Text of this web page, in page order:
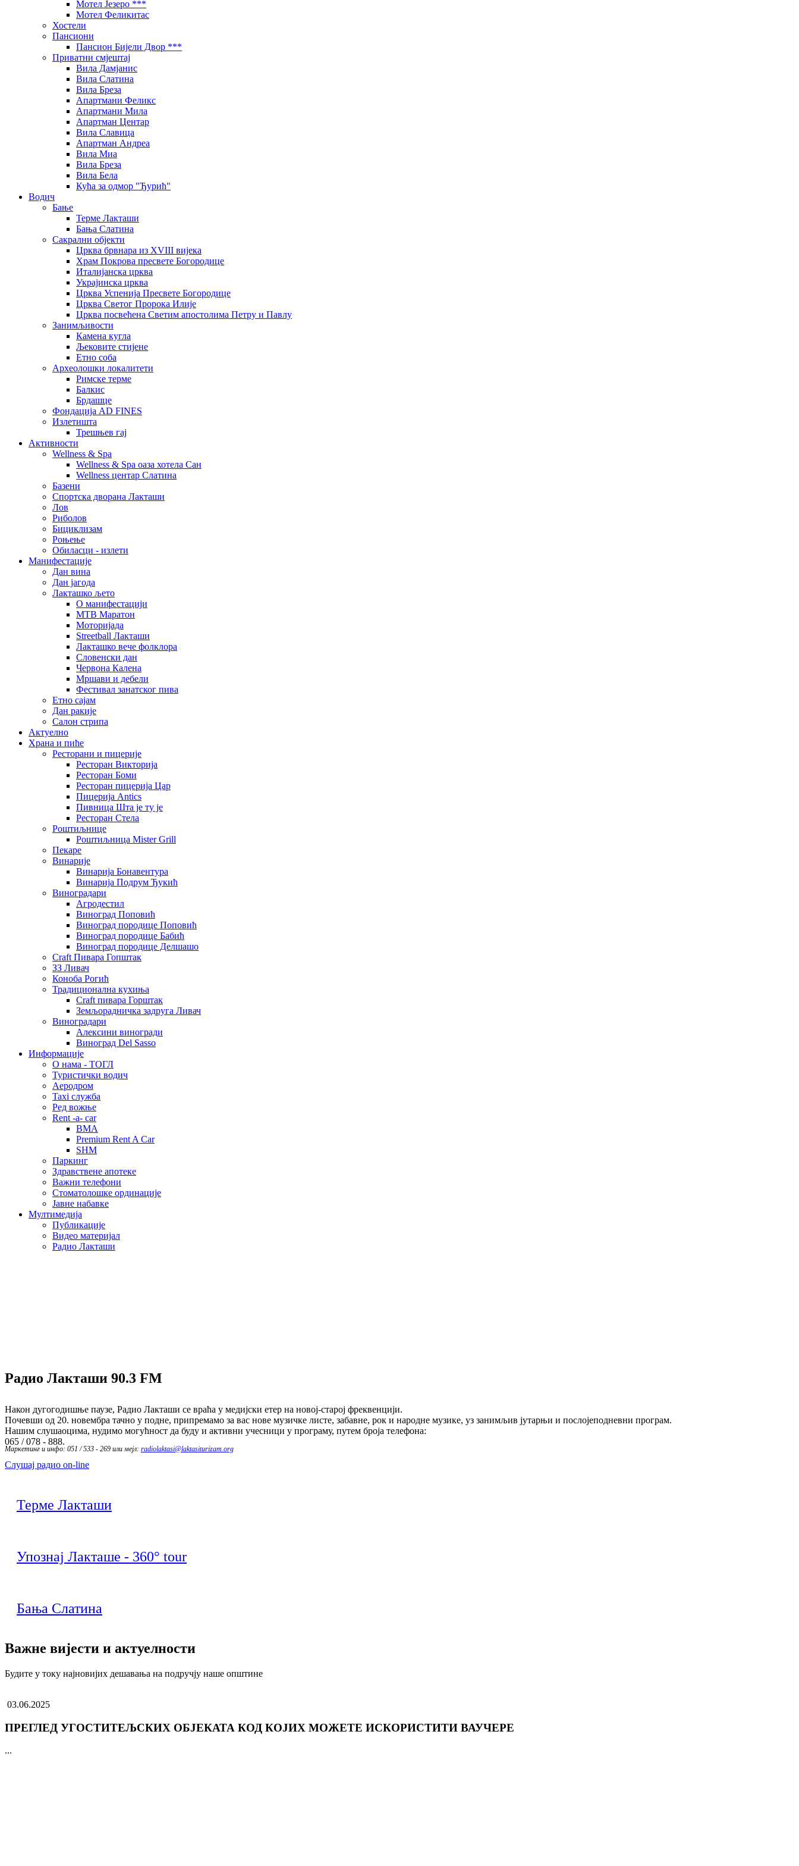
Мотел Језеро ***
Мотел Феликитас
Хостели
Пансиони
Пансион Бијели Двор ***
Приватни смјештај
Вила Дамјанис
Вила Слатина
Вила Бреза
Апартмани Феликс
Апартмани Мила
Апартман Центар
Вила Славица
Апартман Андреа
Вила Миа
Вила Бреза
Вила Бела
Кућа за одмор "Ђурић"
Водич
Бање
Терме Лакташи
Бања Слатина
Сакрални објекти
Црква брвнара из XVIII вијека
Храм Покрова пресвете Богородице
Италијанска црква
Украјинска црква
Црква Успенија Пресвете Богородице
Црква Светог Пророка Илије
Црква посвећена Светим апостолима Петру и Павлу
Занимљивости
Камена кугла
Љековите стијене
Етно соба
Археолошки локалитети
Римске терме
Балкис
Брдашце
Фондација AD FINES
Излетишта
Трешњев гај
Активности
Wellness & Spa
Wellness & Spa оаза хотела Сан
Wellness центар Слатина
Базени
Спортска дворана Лакташи
Лов
Риболов
Бициклизам
Роњење
Обиласци - излети
Манифестације
Дан вина
Дан јагода
Лакташко љето
О манифестацији
MTB Маратон
Моторијада
Streetball Лакташи
Лакташко вече фолклора
Словенски дан
Червона Калена
Мршави и дебели
Фестивал занатског пива
Етно сајам
Дан ракије
Салон стрипа
Актуелно
Храна и пиће
Ресторани и пицерије
Ресторан Викторија
Ресторан Боми
Ресторан пицерија Цар
Пицерија Аntics
Пивница Шта је ту је
Ресторан Стела
Роштиљнице
Роштиљница Mister Grill
Пекаре
Винарије
Винарија Бонавентура
Винарија Подрум Ђукић
Виноградари
Агродестил
Виноград Поповић
Виноград породице Поповић
Виноград породице Бабић
Виноград породице Делшашо
Craft Пивара Гопштак
ЗЗ Ливач
Коноба Рогић
Традиционална кухиња
Craft пивара Горштак
Земљорадничка задруга Ливач
Виноградари
Алексини виногради
Виноград Del Sasso
Информације
О нама - ТОГЛ
Туристички водич
Аеродром
Taxi служба
Ред вожње
Rent -a- car
BMA
Premium Rent A Car
SHM
Паркинг
Здравствене апотеке
Важни телефони
Стоматолошке ординације
Јавне набавке
Мултимедија
Публикације
Видео материјал
Радио Лакташи
Радио Лакташи 90.3 FM
Након дугогодишње паузе, Радио Лакташи се враћа у медијски етер на новој-старој фреквенцији.
Почевши од 20. новембра тачно у подне, припремамо за вас нове музичке листе, забавне, рок и народне музике, уз занимљив јутарњи и послојеподневни програм.
Нашим слушаоцима, нудимо могућност да буду и активни учесници у програму, путем броја телефона:
065 / 078 - 888.
Маркетинг и инфо: 051 / 533 - 269 или мејл: radiolaktasi@laktasiturizam.org
Слушај радио on-line
Терме Лакташи
Упознај Лакташе - 360° tour
Бања Слатина
Важне вијести и актуелности
Будите у току најновијих дешавања на подручју наше општине
03.06.2025
ПРЕГЛЕД УГОСТИТЕЉСКИХ ОБЈЕКАТА КОД КОЈИХ МОЖЕТЕ ИСКОРИСТИТИ ВАУЧЕРЕ
...